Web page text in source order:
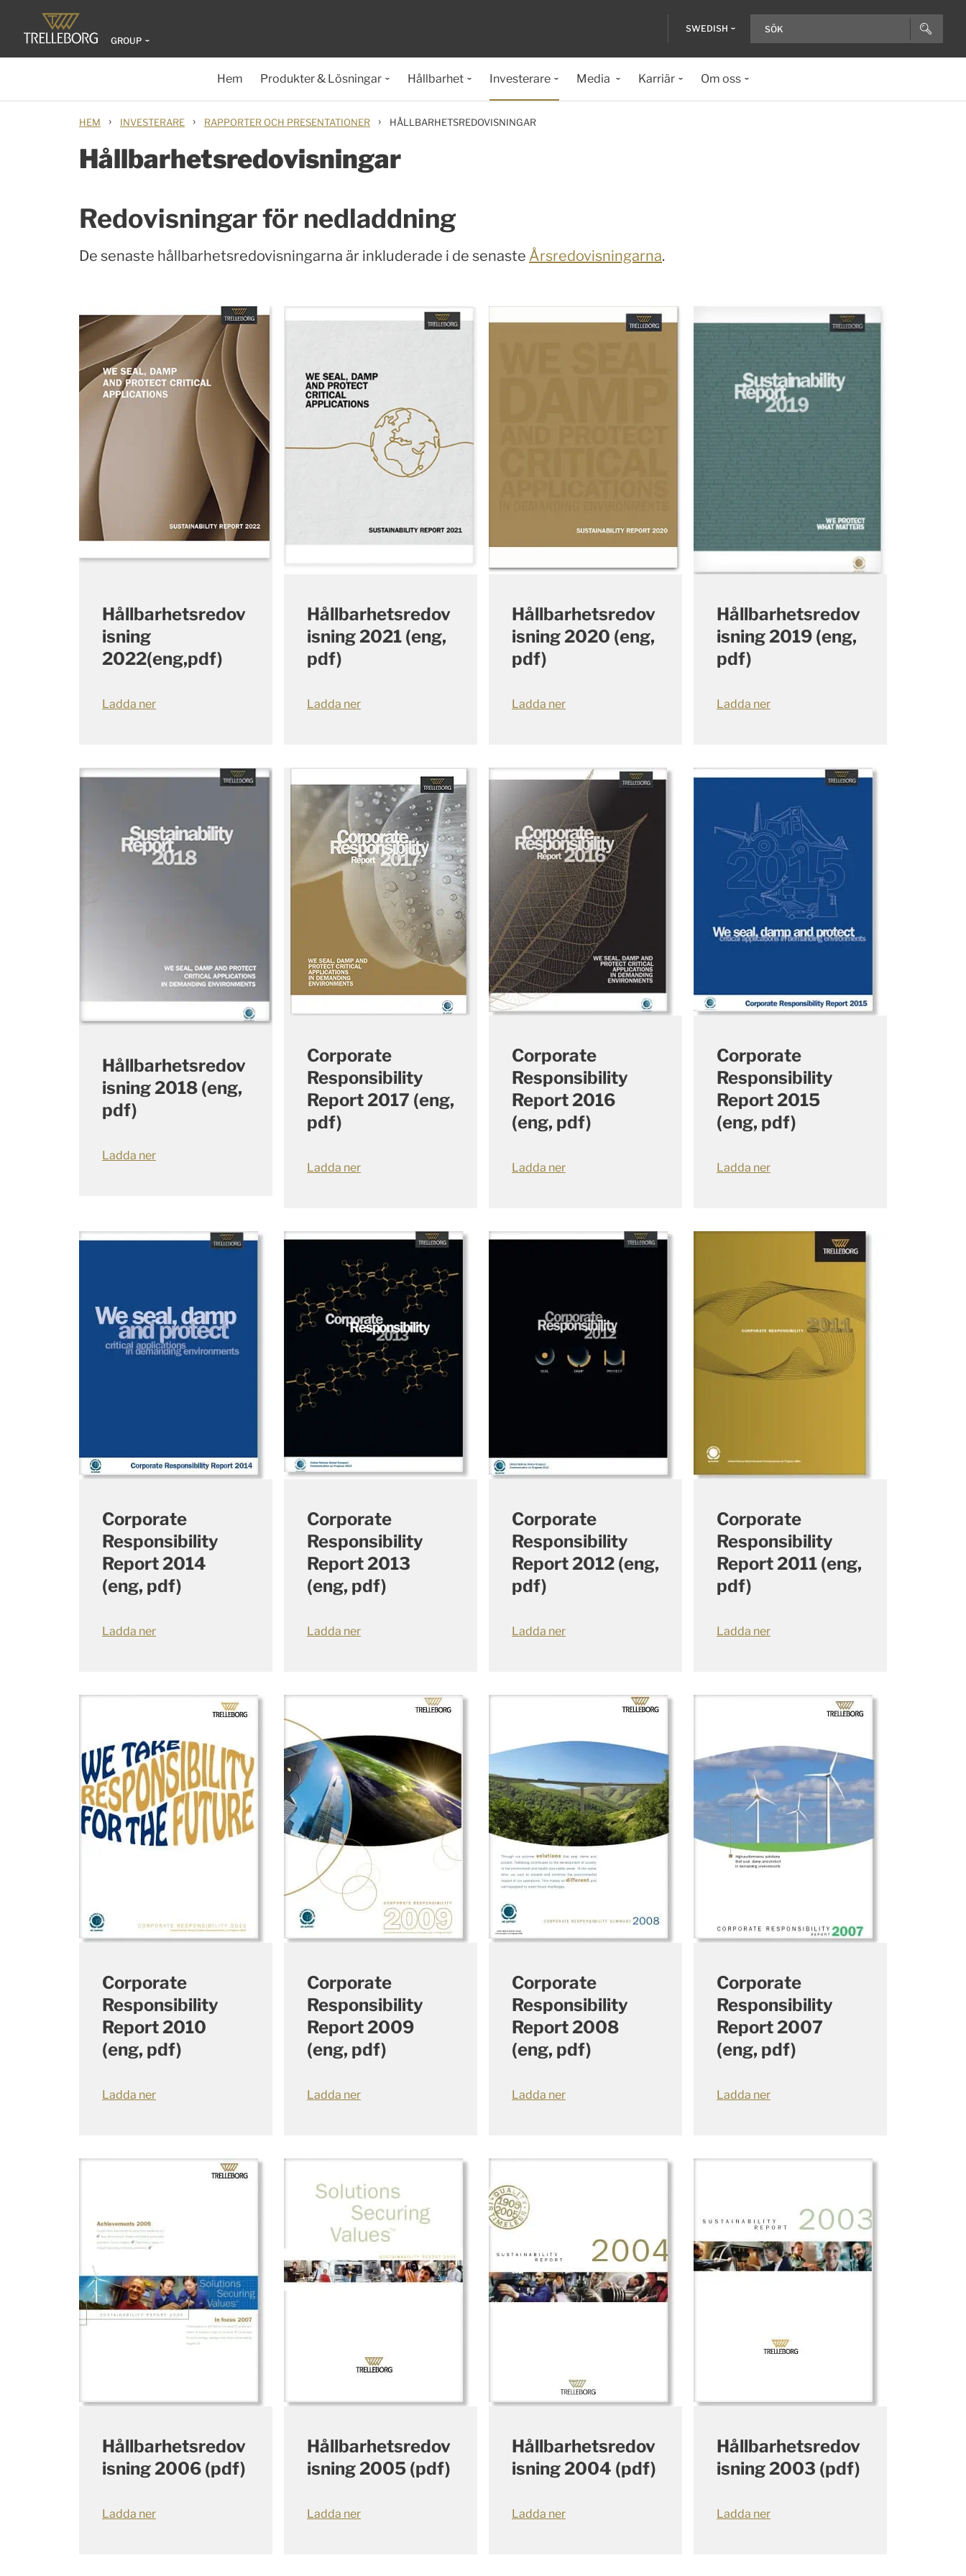
GROUP
SWEDISH
Hem Produkter & Lösningar Hållbarhet Investerare Media Karriär Om oss
HEM › INVESTERARE › RAPPORTER OCH PRESENTATIONER › HÅLLBARHETSREDOVISNINGAR
Hållbarhetsredovisningar
Redovisningar för nedladdning
De senaste hållbarhetsredovisningarna är inkluderade i de senaste Årsredovisningarna.
Hållbarhetsredov
isning
2022(eng,pdf)
Ladda ner
Hållbarhetsredov
isning 2021 (eng,
pdf)
Ladda ner
Hållbarhetsredov
isning 2020 (eng,
pdf)
Ladda ner
Hållbarhetsredov
isning 2019 (eng,
pdf)
Ladda ner
Hållbarhetsredov
isning 2018 (eng,
pdf)
Ladda ner
Corporate
Responsibility
Report 2017 (eng,
pdf)
Ladda ner
Corporate
Responsibility
Report 2016
(eng, pdf)
Ladda ner
Corporate
Responsibility
Report 2015
(eng, pdf)
Ladda ner
Corporate
Responsibility
Report 2014
(eng, pdf)
Ladda ner
Corporate
Responsibility
Report 2013
(eng, pdf)
Ladda ner
Corporate
Responsibility
Report 2012 (eng,
pdf)
Ladda ner
Corporate
Responsibility
Report 2011 (eng,
pdf)
Ladda ner
Corporate
Responsibility
Report 2010
(eng, pdf)
Ladda ner
Corporate
Responsibility
Report 2009
(eng, pdf)
Ladda ner
Corporate
Responsibility
Report 2008
(eng, pdf)
Ladda ner
Corporate
Responsibility
Report 2007
(eng, pdf)
Ladda ner
Hållbarhetsredov
isning 2006 (pdf)
Ladda ner
Hållbarhetsredov
isning 2005 (pdf)
Ladda ner
Hållbarhetsredov
isning 2004 (pdf)
Ladda ner
Hållbarhetsredov
isning 2003 (pdf)
Ladda ner